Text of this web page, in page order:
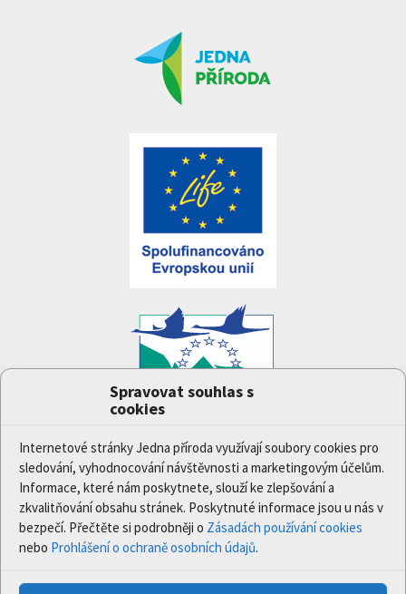
Spravovat souhlas s
cookies
Internetové stránky Jedna příroda využívají soubory cookies pro
sledování, vyhodnocování návštěvnosti a marketingovým účelům.
Informace, které nám poskytnete, slouží ke zlepšování a
zkvalitňování obsahu stránek. Poskytnuté informace jsou u nás v
bezpečí. Přečtěte si podrobněji o Zásadách používání cookies
nebo Prohlášení o ochraně osobních údajů.
LIFE17/IPE/CZ/000005) byl podpořen z finančního
nástroje Evropské unie LIFE.
Údaje a informace zveřejněné na těchto stránkách
vyjadřují názor či stanovisko pouze Ministerstva
životního prostředí a partnerů projektu. Evropská
komise není odpovědná za jakékoli použití informací
zveřejněných na těchto stránkách.